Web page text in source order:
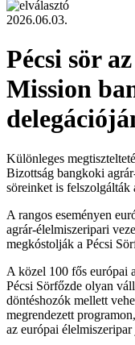
2026.06.03.
Pécsi sör
Mission
Különleges
Bizottság bangkoki
söreinket is felszolgálták
A rangos eseményen
agrár-élelmiszeripari
megkóstolják a Pécsi
A közel 100 fős európai
Pécsi Sörfőzde olyan
döntéshozók mellett
megrendezett
az európai